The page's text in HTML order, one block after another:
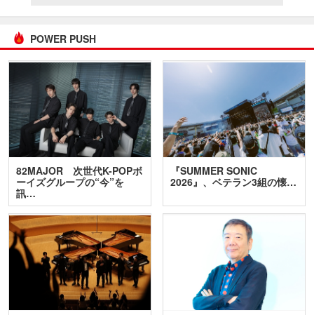
POWER PUSH
82MAJOR 次世代K-POPボ
ーイズグループの“今”を
訊…
『SUMMER SONIC
2026』、ベテラン3組の懐…